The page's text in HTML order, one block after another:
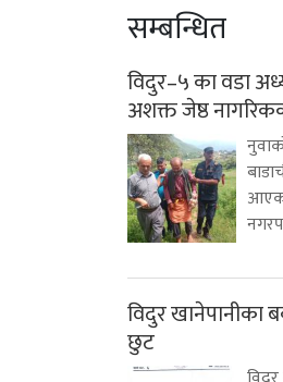
सम्बन्धित
विदुर–५ का वडा
अशक्त जेष्ठ
विदुर खानेपानीका
छुट